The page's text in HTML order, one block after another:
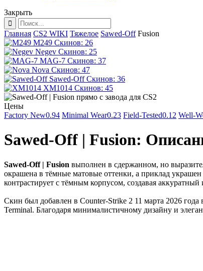
Закрыть
Главная CS2 WIKI Тяжелое Sawed-Off Fusion
M249 Скинов: 26
Negev Скинов: 25
MAG-7 Скинов: 37
Nova Скинов: 47
Sawed-Off Скинов: 36
XM1014 Скинов: 45
Цены
Factory New0.94 Minimal Wear0.23 Field-Tested0.12 Well-
Sawed-Off | Fusion:
Sawed-Off | Fusion выполнен в сдержанном, но
окрашена в тёмные матовые оттенки, а приклад
контрастирует с тёмным корпусом, создавая
Скин был добавлен в Counter-Strike 2 11 марта 2026 года
Terminal. Благодаря минималистичному дизайну и